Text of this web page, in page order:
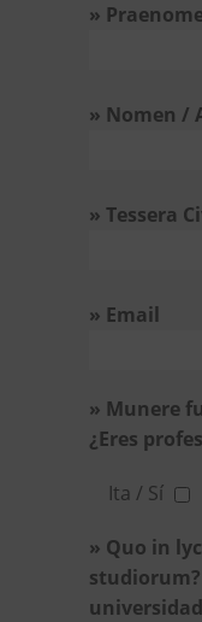
»
» Nomen /
» Tessera
» Email
» Munere
¿Eres
Ita / Sí
» Quo in